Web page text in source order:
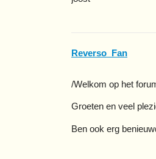
Reverso_Fan
/Welkom op het
Groeten en veel
Ben ook erg